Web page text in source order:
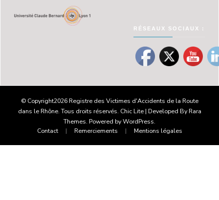
RÉSEAUX SOCIAUX :
© Copyright2026Registre des Victimes d'Accidents de la Route
dans le Rhône. Tous droits réservés. Chic Lite | Developed ByRara
Themes. Powered byWordPress.
Contact
Remerciements Mentions légales